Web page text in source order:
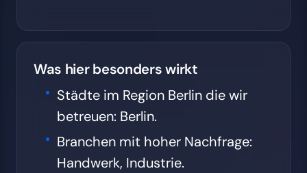
Was hier besonders wirkt
Städte im Region Berlin die wir
betreuen: Berlin.
Branchen mit hoher Nachfrage:
Handwerk, Industrie.